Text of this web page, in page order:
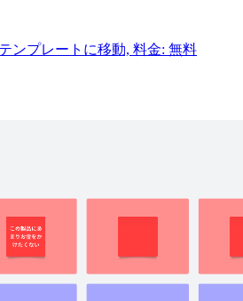
ンプレートに移動, 料金: 無料